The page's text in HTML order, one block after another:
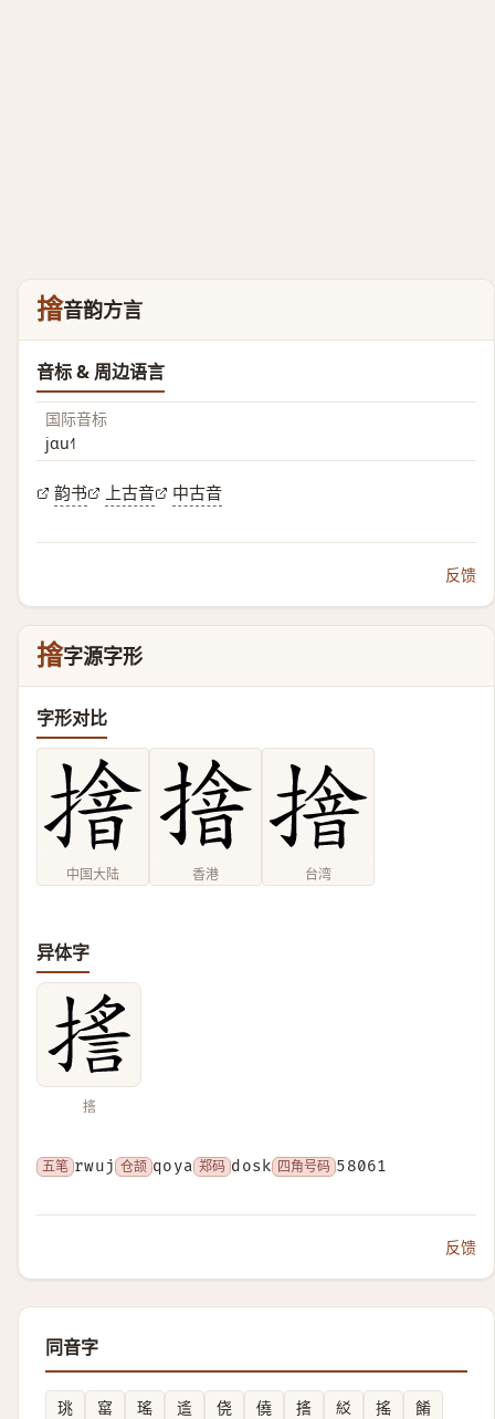
摿音韵方言
音标 & 周边语言
国际音标
jɑu˧˥
韵书 上古音 中古音
反馈
摿字源字形
字形对比
中国大陆 香港 台湾
异体字
㨱
五笔 rwuj 仓颉 qoya 郑码 dosk 四角号码 58061
反馈
同音字
珧 窰 瑤 䢣 侥 僥 㨱 䋂 搖
餚